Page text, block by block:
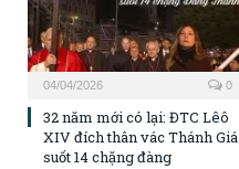
04/04/2026 0
32 năm mới có lại: ĐTC Lêô
XIV đích thân vác Thánh Giá
suốt 14 chặng đàng